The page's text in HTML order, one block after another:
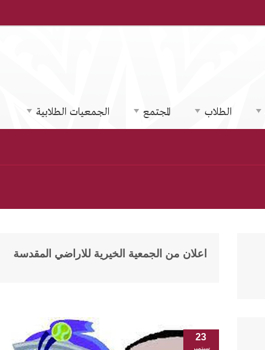
الطلاب المجتمع الجمعيات الطلابية
22
اعلان من الجمعية الخيرية للاراضي المقدسة
23
سبتمبر